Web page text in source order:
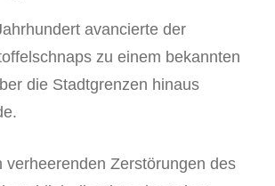
avancierte der
zu einem bekannten
die Stadtgrenzen hinaus
verheerenden Zerstörungen des